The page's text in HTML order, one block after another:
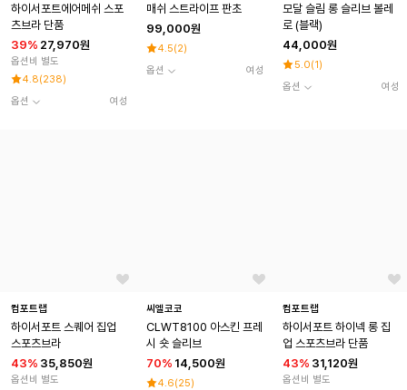
하이서포트에어메쉬 스포
츠브라 단품
39% 27,970원
옵션비 별도
4.8(238)
옵션
여성
매쉬 스트라이프 판초
99,000원
4.5(2)
옵션
여성
모달 슬림 롱 슬리브 볼레
로 (블랙)
44,000원
5.0(1)
옵션
여성
컴포트랩
하이서포트 스퀘어 집업
스포츠브라
43% 35,850원
옵션비 별도
씨엘코코
CLWT8100 아스킨 프레
시 숏 슬리브
70% 14,500원
4.6(25)
컴포트랩
하이서포트 하이넥 롱 집
업 스포츠브라 단품
43% 31,120원
옵션비 별도